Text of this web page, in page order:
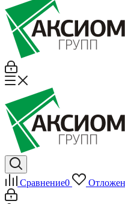
Сравнение0